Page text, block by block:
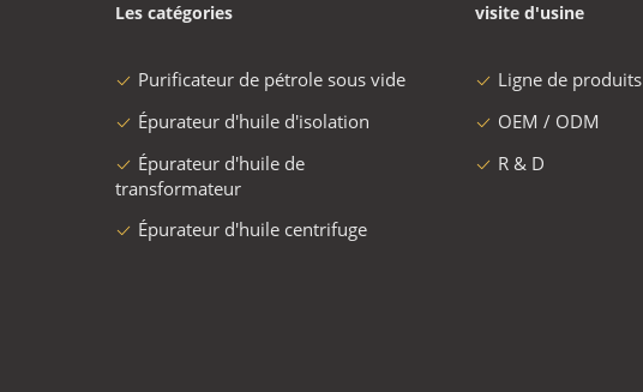
Les catégories
Purificateur de pétrole sous vide
Épurateur d'huile d'isolation
Épurateur d'huile de
transformateur
Épurateur d'huile centrifuge
visite d'usine
Ligne de produits
OEM / ODM
R & D